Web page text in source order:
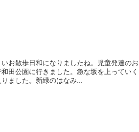
お散歩日和になりましたね。児童発達のお
田公園に行きました。急な坂を上っていく
ました。新緑のはなみ...